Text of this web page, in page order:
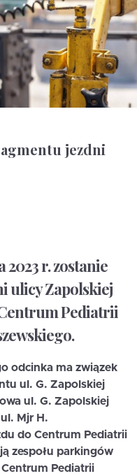
jezdni
2023 r. zostanie
ulicy Zapolskiej
Pediatrii
odcinka ma związek
ul. G. Zapolskiej
ul. G. Zapolskiej
Mjr H.
do Centrum Pediatrii
zespołu parkingów
Pediatrii